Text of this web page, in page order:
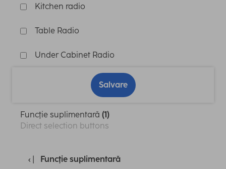
Kitchen radio
Table Radio
Under Cabinet Radio
Salvare
Funcţie suplimentară (1)
Direct selection buttons
Funcţie suplimentară